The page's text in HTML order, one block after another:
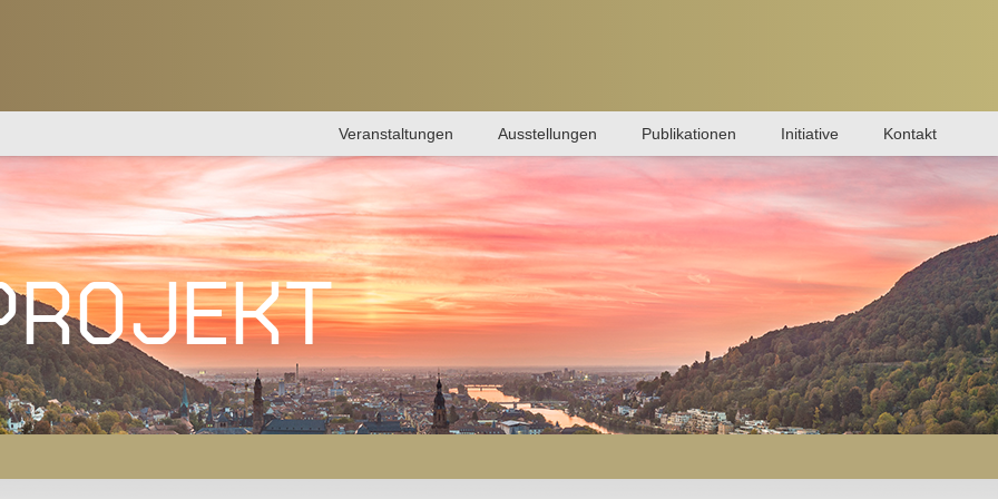
Veranstaltungen Ausstellungen Publikationen Initiative Kontakt